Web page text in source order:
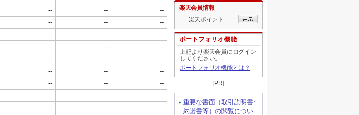
楽天会員情報
楽天ポイント
ポートフォリオ機能
上記より楽天会員にログイン
してください。
ポートフォリオ機能とは？
[PR]
重要な書面（取引説明書･
約諾書等）の閲覧につい